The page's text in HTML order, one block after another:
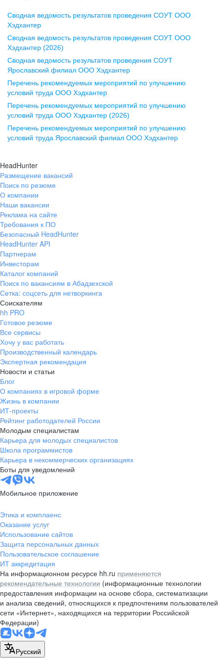
Воронеж
ул. Комиссаржевской, д. 10,
офис 1212
+7 473 280-05-05
pr@vrn.hh.ru
ул. Спартаковская, д. 2А, этаж 3,
помещение 15
+7 843 212-12-50
Екатеринбург
ул. Боевых Дружин, стр. 20,
+7 343 226-79-99
pr@ural.hh.ru
ул. Янковского, д. 169, 7 этаж,
706 каб.
+7 861 205-55-57
pr@krd.hh.ru
Владивосток
пер. Ланинский д. 4, офис 3.4
+7 423 202-33-28
pr@dv.hh.ru
Новосибирск
ул. Большевистская, д. 35,
помещение 21
+7 383 207-94-64
pr@nsk.hh.ru
Минск
пр-т Дзержинского, д. 57,
10 этаж, помещение 45-1
pr@rabota.by
Алматы
пр. Абая, д. 151, БЦ Алатау,
12 этаж, офис 1209
+7 727 232-13-13
pr@headhunter.com.kz
Сводная ведомость результатов проведения СОУТ ООО
Хэдхантер
Сводная ведомость результатов проведения СОУТ ООО
Хэдхантер (2026)
Сводная ведомость результатов проведения СОУТ
Ярославский филиал ООО Хэдхантер
Перечень рекомендуемых мероприятий по улучшению
условий труда ООО Хэдхантер
Перечень рекомендуемых мероприятий по улучшению
условий труда ООО Хэдхантер (2026)
Перечень рекомендуемых мероприятий по улучшению
условий труда Ярославский филиал ООО Хэдхантер
HeadHunter
Размещение вакансий
Поиск по резюме
О компании
Наши вакансии
Реклама на сайте
Требования к ПО
Безопасный HeadHunter
HeadHunter API
Партнерам
Инвесторам
Каталог компаний
Поиск по вакансиям в Абадзехской
Сетка: соцсеть для нетворкинга
Соискателям
hh PRO
Готовое резюме
Все сервисы
Хочу у вас работать
Производственный календарь
Экспертная рекомендация
Новости и статьи
Блог
О компаниях в игровой форме
Жизнь в компании
ИТ-проекты
Рейтинг работодателей России
Молодым специалистам
Карьера для молодых специалистов
Школа программистов
Карьера в некоммерческих организациях
Боты для уведомлений
Мобильное приложение
Этика и комплаенс
Оказание услуг
Использование сайтов
Защита персональных данных
Пользовательское соглашение
ИТ аккредитация
На информационном ресурсе hh.ru применяются
рекомендательные технологии (информационные технологии
предоставления информации на основе сбора, систематизации
и анализа сведений, относящихся к предпочтениям пользователей
сети «Интернет», находящихся на территории Российской
Федерации)
Русский